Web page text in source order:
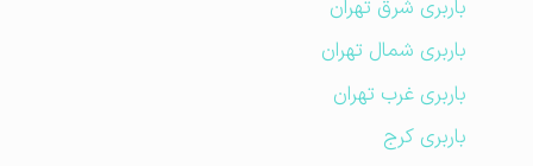
باربری شرق تهران
باربری شمال تهران
باربری غرب تهران
باربری کرج